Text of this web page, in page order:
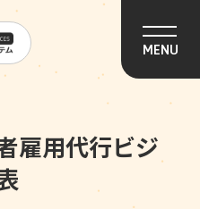
本文へ移動
MENU
雇用代行ビジ